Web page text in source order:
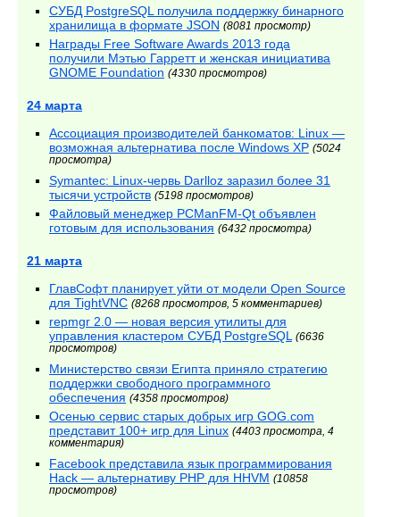
СУБД PostgreSQL получила поддержку бинарного
хранилища в формате JSON (8081 просмотр)
Награды Free Software Awards 2013 года
получили Мэтью Гарретт и женская инициатива
GNOME Foundation (4330 просмотров)
24 марта
Ассоциация производителей банкоматов: Linux —
возможная альтернатива после Windows XP (5024
просмотра)
Symantec: Linux-червь Darlloz заразил более 31
тысячи устройств (5198 просмотров)
Файловый менеджер PCManFM-Qt объявлен
готовым для использования (6432 просмотра)
21 марта
ГлавСофт планирует уйти от модели Open Source
для TightVNC (8268 просмотров, 5 комментариев)
repmgr 2.0 — новая версия утилиты для
управления кластером СУБД PostgreSQL
(6636
просмотров)
Министерство связи Египта приняло стратегию
поддержки свободного программного
обеспечения (4358 просмотров)
Осенью сервис старых добрых игр GOG.com
представит 100+ игр для Linux (4403 просмотра, 4
комментария)
Facebook представила язык программирования
Hack — альтернативу PHP для HHVM (10858
просмотров)